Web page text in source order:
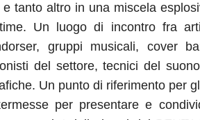
e tanto altro in una miscela
Un luogo di incontro fra
gruppi musicali, cover
del settore, tecnici del
Un punto di riferimento per
per presentare e